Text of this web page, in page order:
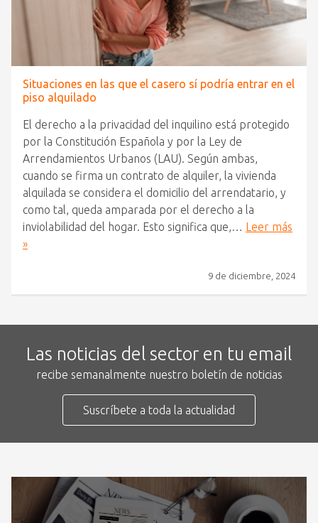
Situaciones en las que el casero sí podría entrar en el
piso alquilado
El derecho a la privacidad del inquilino está protegido
por la Constitución Española y por la Ley de
Arrendamientos Urbanos (LAU). Según ambas,
cuando se firma un contrato de alquiler, la vivienda
alquilada se considera el domicilio del arrendatario, y
como tal, queda amparada por el derecho a la
inviolabilidad del hogar. Esto significa que,…
Leer más
»
9 de diciembre, 2024
Las noticias del sector en tu email
recibe semanalmente nuestro boletín de noticias
Suscríbete a toda la actualidad